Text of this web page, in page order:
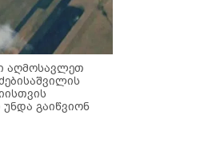
აღმოსავლეთ
უნდა გაიწვიონ